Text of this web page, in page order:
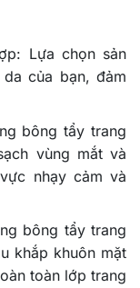
Lựa chọn sản
của bạn, đảm
bông tẩy trang
vùng mắt và
nhạy cảm và
bông tẩy trang
khắp khuôn mặt
toàn lớp trang